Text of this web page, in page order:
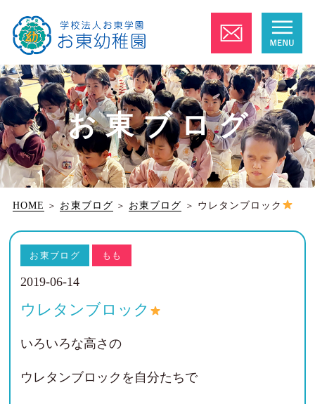
お東ブログ
HOME ＞ お東ブログ ＞ お東ブログ ＞ ウレタンブロック
お東ブログ もも
2019-06-14
ウレタンブロック
いろいろな高さの
ウレタンブロックを自分たちで